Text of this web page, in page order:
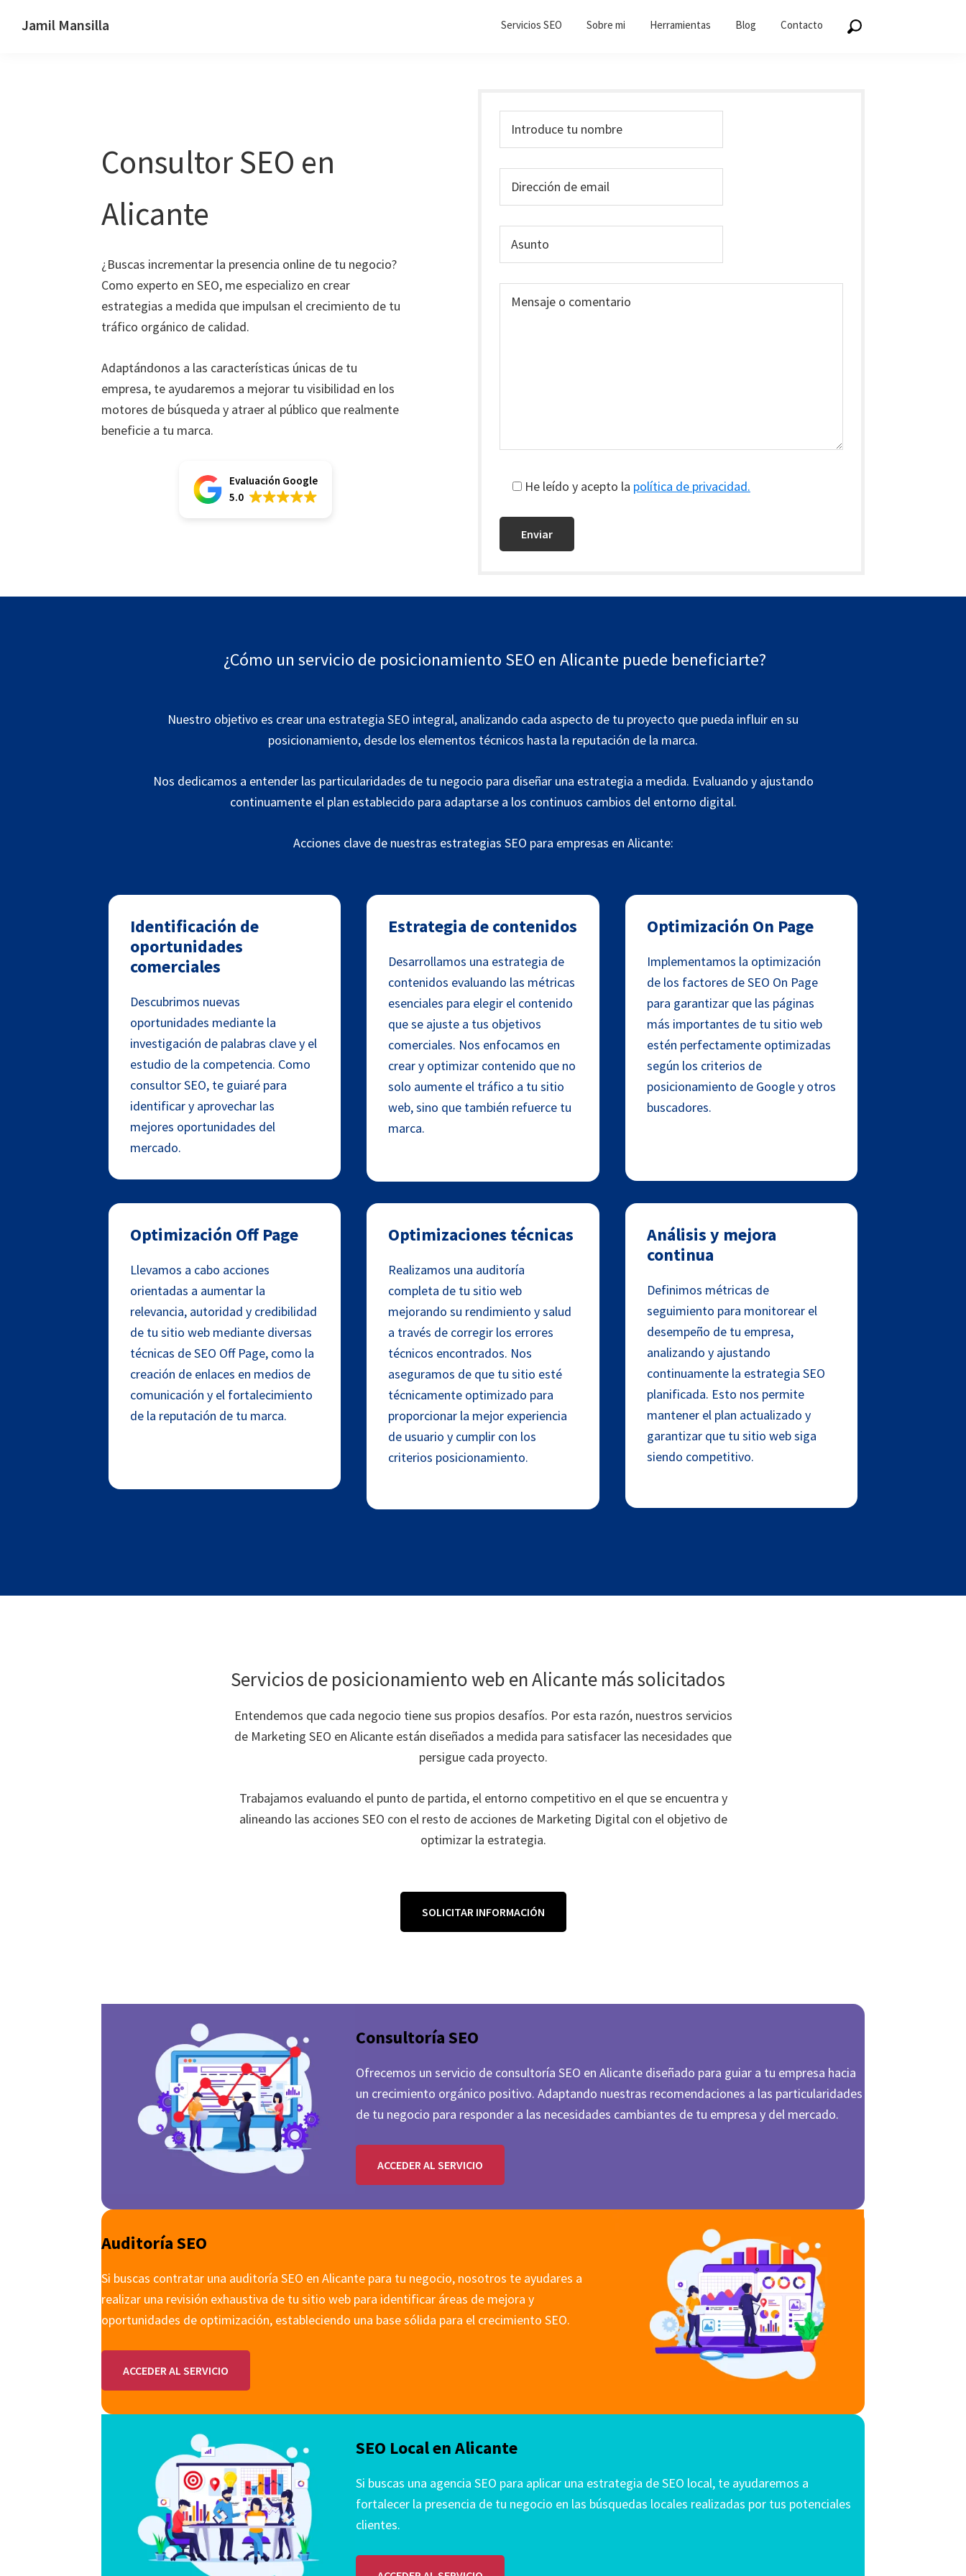
Jamil Mansilla Servicios SEO Sobre mi Herramientas Blog Contacto
Consultor SEO en
Alicante
¿Buscas incrementar la presencia online de tu negocio?
Como experto en SEO, me especializo en crear
estrategias a medida que impulsan el crecimiento de tu
tráfico orgánico de calidad.
Adaptándonos a las características únicas de tu
empresa, te ayudaremos a mejorar tu visibilidad en los
motores de búsqueda y atraer al público que realmente
beneficie a tu marca.
Evaluación Google
5.0
He leído y acepto la política de privacidad.
¿Cómo un servicio de posicionamiento SEO en Alicante puede beneficiarte?
Nuestro objetivo es crear una estrategia SEO integral, analizando cada aspecto de tu proyecto que pueda influir en su
posicionamiento, desde los elementos técnicos hasta la reputación de la marca.
Nos dedicamos a entender las particularidades de tu negocio para diseñar una estrategia a medida. Evaluando y ajustando
continuamente el plan establecido para adaptarse a los continuos cambios del entorno digital.
Acciones clave de nuestras estrategias SEO para empresas en Alicante:
Identificación de
oportunidades
comerciales
Descubrimos nuevas
oportunidades mediante la
investigación de palabras clave y el
estudio de la competencia. Como
consultor SEO, te guiaré para
identificar y aprovechar las
mejores oportunidades del
mercado.
Estrategia de contenidos
Desarrollamos una estrategia de
contenidos evaluando las métricas
esenciales para elegir el contenido
que se ajuste a tus objetivos
comerciales. Nos enfocamos en
crear y optimizar contenido que no
solo aumente el tráfico a tu sitio
web, sino que también refuerce tu
marca.
Optimización On Page
Implementamos la optimización
de los factores de SEO On Page
para garantizar que las páginas
más importantes de tu sitio web
estén perfectamente optimizadas
según los criterios de
posicionamiento de Google y otros
buscadores.
Optimización Off Page
Llevamos a cabo acciones
orientadas a aumentar la
relevancia, autoridad y credibilidad
de tu sitio web mediante diversas
técnicas de SEO Off Page, como la
creación de enlaces en medios de
comunicación y el fortalecimiento
de la reputación de tu marca.
Optimizaciones técnicas
Realizamos una auditoría
completa de tu sitio web
mejorando su rendimiento y salud
a través de corregir los errores
técnicos encontrados. Nos
aseguramos de que tu sitio esté
técnicamente optimizado para
proporcionar la mejor experiencia
de usuario y cumplir con los
criterios posicionamiento.
Análisis y mejora
continua
Definimos métricas de
seguimiento para monitorear el
desempeño de tu empresa,
analizando y ajustando
continuamente la estrategia SEO
planificada. Esto nos permite
mantener el plan actualizado y
garantizar que tu sitio web siga
siendo competitivo.
Servicios de posicionamiento web en Alicante más solicitados
Entendemos que cada negocio tiene sus propios desafíos. Por esta razón, nuestros servicios
de Marketing SEO en Alicante están diseñados a medida para satisfacer las necesidades que
persigue cada proyecto.
Trabajamos evaluando el punto de partida, el entorno competitivo en el que se encuentra y
alineando las acciones SEO con el resto de acciones de Marketing Digital con el objetivo de
optimizar la estrategia.
SOLICITAR INFORMACIÓN
Consultoría SEO
Ofrecemos un servicio de consultoría SEO en Alicante diseñado para guiar a tu empresa hacia
un crecimiento orgánico positivo. Adaptando nuestras recomendaciones a las particularidades
de tu negocio para responder a las necesidades cambiantes de tu empresa y del mercado.
ACCEDER AL SERVICIO
Auditoría SEO
Si buscas contratar una auditoría SEO en Alicante para tu negocio, nosotros te ayudares a
realizar una revisión exhaustiva de tu sitio web para identificar áreas de mejora y
oportunidades de optimización, estableciendo una base sólida para el crecimiento SEO.
ACCEDER AL SERVICIO
SEO Local en Alicante
Si buscas una agencia SEO para aplicar una estrategia de SEO local, te ayudaremos a
fortalecer la presencia de tu negocio en las búsquedas locales realizadas por tus potenciales
clientes.